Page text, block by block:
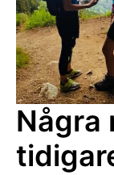
Några